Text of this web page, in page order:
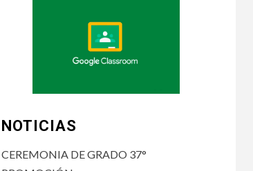
NOTICIAS
CEREMONIA DE GRADO 37°